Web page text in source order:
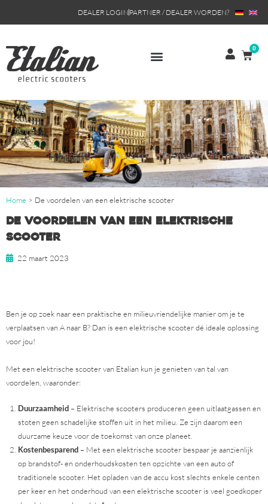
DEALER LOGIN PARTNER / DEALER WORDEN?
0
Home > De voordelen van een elektrische scooter
De voordelen van een elektrische
scooter
22 maart 2023
Ben je op zoek naar een praktische en milieuvriendelijke manier om je te
verplaatsen van A naar B? Dan is een elektrische scooter dé ideale oplossing
voor jou!
Met een elektrische scooter van Etalian kun je genieten van tal van
voordelen, waaronder:
Duurzaamheid – Elektrische scooters produceren geen uitlaatgassen en
stoten geen schadelijke stoffen uit in het milieu. Ze zijn daarom een
duurzame keuze voor de toekomst van onze planeet.
Kostenbesparend – Met een elektrische scooter bespaar je aanzienlijk
op brandstof- en onderhoudskosten ten opzichte van een auto of
traditionele scooter. Het opladen van de accu kost slechts enkele centen
per keer en het onderhoud van een elektrische scooter is veel goedkoper